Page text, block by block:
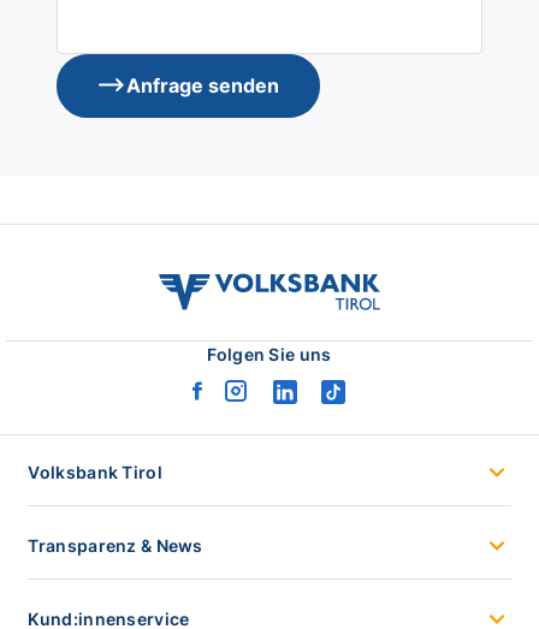
Anfrage senden
volksbank
Folgen Sie uns
facebook
instagram
linkedintiktok
Volksbank Tirol
Transparenz & News
Kund:innenservice